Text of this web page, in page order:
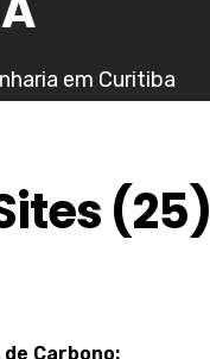
em Curitiba
(25)
Carbono: